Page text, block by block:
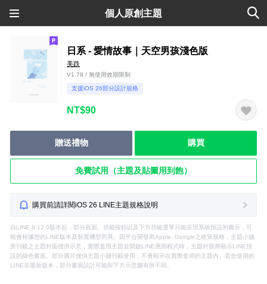
個人原創主題
日系 - 愛情故事｜天空男孩淺色版
美跌
V1.78 / 無使用效期限制
支援iOS 26部分設計規格
NT$90
贈送禮物 購買
免費試用（主題及貼圖用到飽）
購買前請詳閱iOS 26 LINE主題規格說明
自LINE 9.12.0版本起，部分頁面、功能按鈕以及下方功能選單只能呈現系統預設的圖示，可
能會根據您的LINE版本及裝置機型而異。因平台開發商Apple, Google之政策規格，主題小舖
所刊載之主題封面僅供示意，實際套用主題並開啟LINE應用程式時，主題封面將顯示LINE預
設的綠色畫面。部分圖片僅供主題小舖刊載使用，不會顯示在實際套用的主題內。若您使用的
LINE非最新版本，部分畫面設計可能與下方示意圖有所不同。